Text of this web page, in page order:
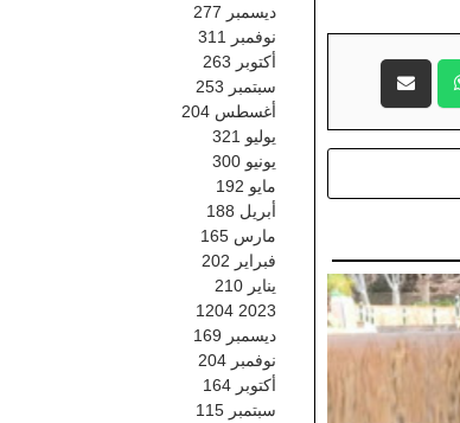
ديسمبر 277
نوفمبر
311
أكتوبر 263
سبتمبر 253
أغسطس 204
يوليو 321
يونيو 300
مايو 192
أبريل 188
مارس 165
فبراير 202
يناير 210
2023
1204
ديسمبر 169
نوفمبر 204
أكتوبر 164
سبتمبر 115